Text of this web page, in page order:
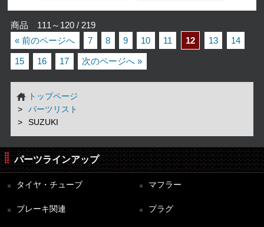
商品 111～120 / 219
« 前のページへ
7 8 9 10 11 12 13 14
15 16 17 次のページへ »
トップページ
パーツリスト
SUZUKI
パーツラインアップ
タイヤ・チューブ マフラー
ブレーキ関連 プラグ